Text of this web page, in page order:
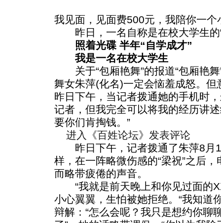
我见面，见面费500元，我陪你一个
昨日，一名自称是在校大学生的
照着光碟 半年“自学成才”
我是一名在校大学生
关于“包厢艳舞”的报道“包厢艳舞
舞女朱萍(化名)一定会恼羞成怒。
昨日下午，当记者拨通她的手机时
记者，但我完全可以将我的经历讲
要你们肯掏钱。”
进入《百姓论坛》发表评论
昨日下午，记者拨通了朱萍8月
样，在一阵略微伤感的“梁祝”之后
而略带疲倦的声音。
“我就是前天晚上和你见过面的
小心翼翼，生怕被她拒绝。“我知道
辩解：“怎么会呢？我只是想约你聊